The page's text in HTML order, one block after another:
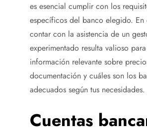
es esencial cumplir con los
específicos del banco elegido. En
contar con la asistencia de un
experimentado resulta valioso
información relevante sobre
documentación y cuáles son los
adecuados según tus necesidades.
Cuentas